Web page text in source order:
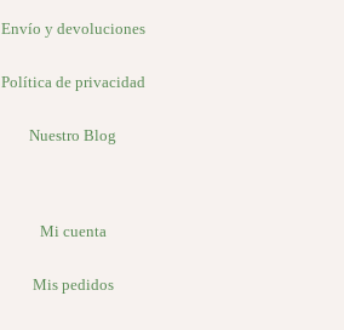
Envío y devoluciones
Política de privacidad
Nuestro Blog
Mi cuenta
Mis pedidos